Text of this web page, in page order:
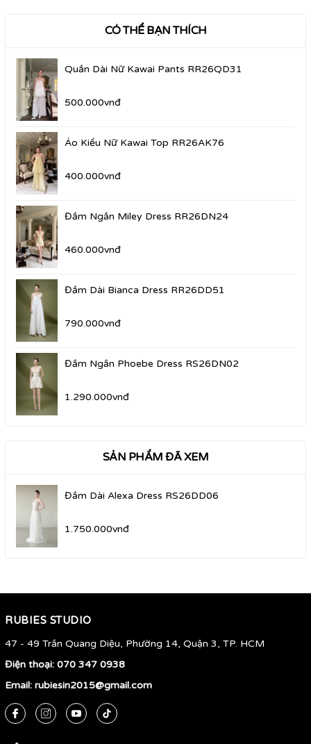
CÓ THỂ BẠN THÍCH
Quần Dài Nữ Kawai Pants RR26QD31
500.000vnđ
Áo Kiểu Nữ Kawai Top RR26AK76
400.000vnđ
Đầm Ngắn Miley Dress RR26DN24
460.000vnđ
Đầm Dài Bianca Dress RR26DD51
790.000vnđ
Đầm Ngắn Phoebe Dress RS26DN02
1.290.000vnđ
SẢN PHẨM ĐÃ XEM
Đầm Dài Alexa Dress RS26DD06
1.750.000vnđ
RUBIES STUDIO
47 - 49 Trần Quang Diệu, Phường 14, Quận 3, TP. HCM
Điện thoại: 070 347 0938
Email: rubiesin2015@gmail.com